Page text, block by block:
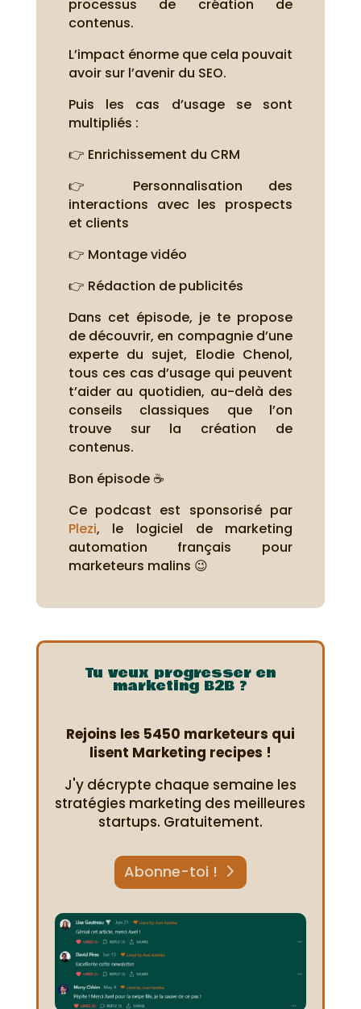
processus de création de
contenus.
L’impact énorme que cela pouvait
avoir sur l’avenir du SEO.
Puis les cas d’usage se sont
multipliés :
👉 Enrichissement du CRM
👉 Personnalisation des
interactions avec les prospects
et clients
👉 Montage vidéo
👉 Rédaction de publicités
Dans cet épisode, je te propose
de découvrir, en compagnie d’une
experte du sujet, Elodie Chenol,
tous ces cas d’usage qui peuvent
t’aider au quotidien, au-delà des
conseils classiques que l’on
trouve sur la création de
contenus.
Bon épisode ☕
Ce podcast est sponsorisé par
Plezi, le logiciel de marketing
automation français pour
marketeurs malins 😉
Tu veux progresser en
marketing B2B ?
Rejoins les 5450 marketeurs qui
lisent Marketing recipes !
J'y décrypte chaque semaine les
stratégies marketing des meilleures
startups. Gratuitement.
Abonne-toi !